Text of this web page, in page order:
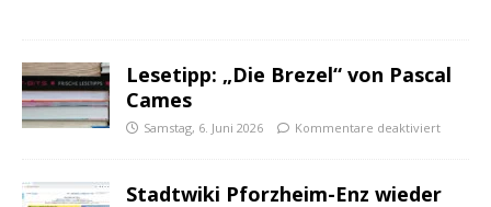
Lesetipp: „Die Brezel“ von Pascal
Cames
Samstag, 6. Juni 2026 Kommentare deaktiviert
Stadtwiki Pforzheim-Enz wieder